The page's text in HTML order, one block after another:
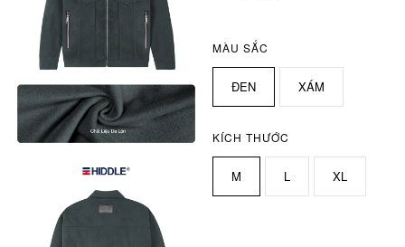
MÀU SẮC
ĐEN XÁM
KÍCH THƯỚC
M L XL